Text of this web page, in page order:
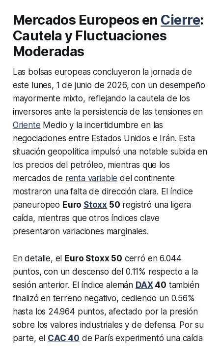
Mercados Europeos en Cierre:
Cautela y Fluctuaciones
Moderadas
Las bolsas europeas concluyeron la jornada de
este lunes, 1 de junio de 2026, con un desempeño
mayormente mixto, reflejando la cautela de los
inversores ante la persistencia de las tensiones en
Oriente Medio y la incertidumbre en las
negociaciones entre Estados Unidos e Irán. Esta
situación geopolítica impulsó una notable subida en
los precios del petróleo, mientras que los
mercados de renta variable del continente
mostraron una falta de dirección clara. El índice
paneuropeo Euro Stoxx 50 registró una ligera
caída, mientras que otros índices clave
presentaron variaciones marginales.
En detalle, el Euro Stoxx 50 cerró en 6.044
puntos, con un descenso del 0.11% respecto a la
sesión anterior. El índice alemán DAX40 también
finalizó en terreno negativo, cediendo un 0.56%
hasta los 24.964 puntos, afectado por la presión
sobre los valores industriales y de defensa. Por su
parte, el CAC 40 de París experimentó una caída